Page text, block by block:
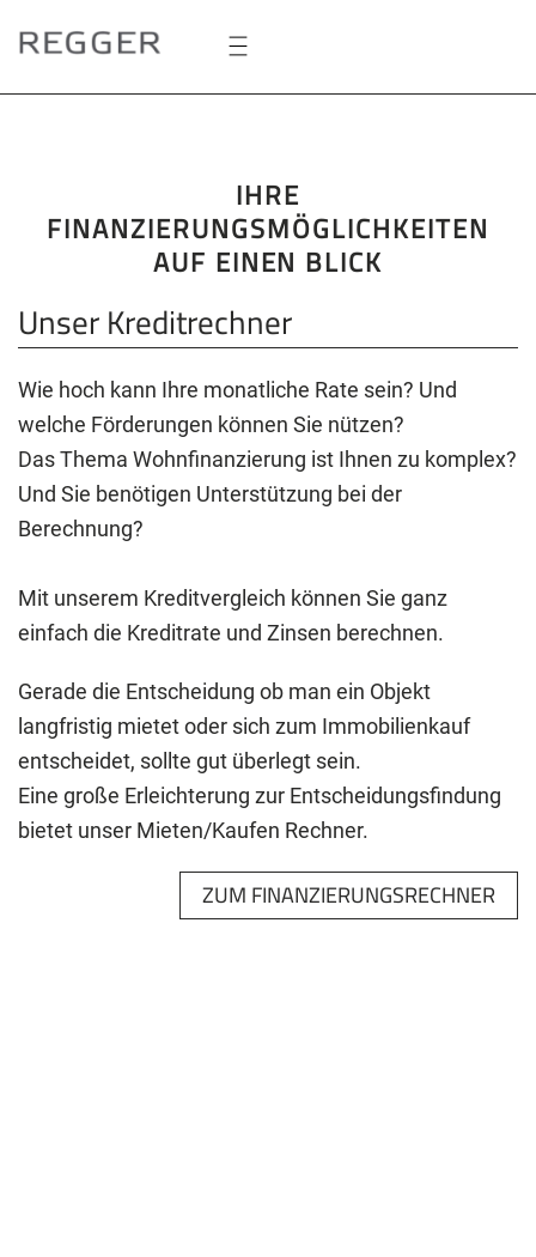
Zum
Hauptinhalt
IHRE
FINANZIERUNGSMÖGLICHKEITEN
AUF EINEN BLICK
Unser Kreditrechner
Wie hoch kann Ihre monatliche Rate sein? Und
welche Förderungen können Sie nützen?
Das Thema Wohnfinanzierung ist Ihnen zu komplex?
Und Sie benötigen Unterstützung bei der
Berechnung?
Mit unserem Kreditvergleich können Sie ganz
einfach die Kreditrate und Zinsen berechnen.
Gerade die Entscheidung ob man ein Objekt
langfristig mietet oder sich zum Immobilienkauf
entscheidet, sollte gut überlegt sein.
Eine große Erleichterung zur Entscheidungsfindung
bietet unser Mieten/Kaufen Rechner.
ZUM FINANZIERUNGSRECHNER